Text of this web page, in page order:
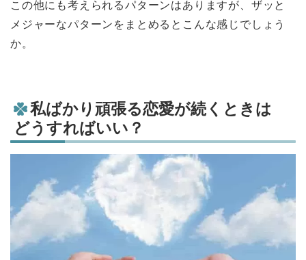
この他にも考えられるパターンはありますが、ザッと
メジャーなパターンをまとめるとこんな感じでしょう
か。
私ばかり頑張る恋愛が続くときは
どうすればいい？